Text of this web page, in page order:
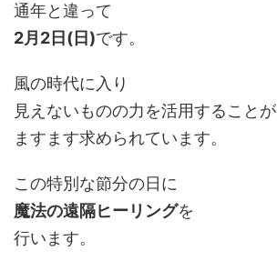
通年と違って
2月2日(日)です。
風の時代に入り
見えないものの力を活用することが
ますます求められています。
この特別な節分の日に
魔法の遠隔ヒーリングを
行います。